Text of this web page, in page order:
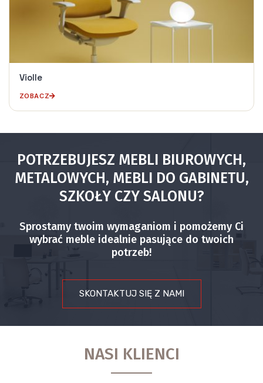
Violle
ZOBACZ
POTRZEBUJESZ MEBLI BIUROWYCH,
METALOWYCH, MEBLI DO GABINETU,
SZKOŁY CZY SALONU?
Sprostamy twoim wymaganiom i pomożemy Ci
wybrać meble idealnie pasujące do twoich
potrzeb!
SKONTAKTUJ SIĘ Z NAMI
NASI KLIENCI